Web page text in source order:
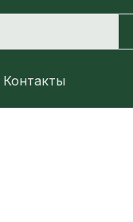
Контакты